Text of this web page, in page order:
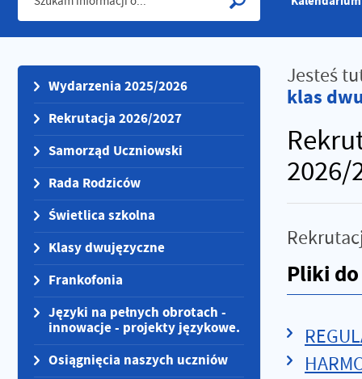
Wydarzenia 2025/2026
Rekrutacja 2026/2027
Samorząd Uczniowski
Rada Rodziców
Świetlica szkolna
Klasy dwujęzyczne
Frankofonia
Języki na pełnych obrotach -
innowacje - projekty językowe.
Osiągnięcia naszych uczniów
Jesteś
klas
2026/
Pliki